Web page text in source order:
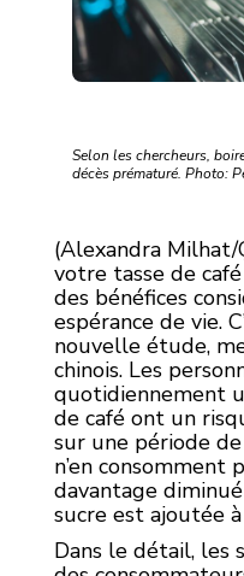
Selon les chercheurs,
décès prématuré. Photo:
(Alexandra
votre tasse de
des bénéfices
espérance de vie.
nouvelle étude,
chinois. Les
quotidiennement
de café ont un
sur une période
n’en consomment
davantage
sucre est ajoutée
Dans le détail, les